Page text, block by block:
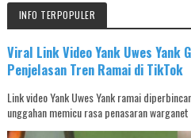
INFO TERPOPULER
Viral Link Video Yank Uwes Yank
Penjelasan Tren Ramai di TikTok
Link video Yank Uwes Yank ramai
unggahan memicu rasa penasaran warganet